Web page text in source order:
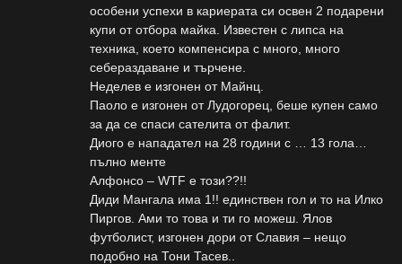
особени успехи в кариерата си освен 2 подарени
купи от отбора майка. Известен с липса на
техника, което компенсира с много, много
себераздаване и търчене.
Неделев е изгонен от Майнц.
Паоло е изгонен от Лудогорец, беше купен само
за да се спаси сателита от фалит.
Диого е нападател на 28 години с … 13 гола…
пълно менте
Алфонсо – WTF е този??!!
Диди Мангала има 1!! единствен гол и то на Илко
Пиргов. Ами то това и ти го можеш. Ялов
футболист, изгонен дори от Славия – нещо
подобно на Тони Тасев..